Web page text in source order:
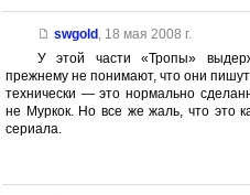
swgold, 18 мая 2008 г.
У этой части «Тропы»
прежнему не понимают, что они
технически — это нормально
не Муркок. Но все же жаль, что это
сериала.